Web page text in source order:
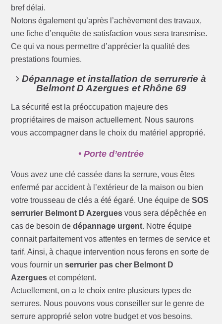
bref délai.
Notons également qu’après l’achèvement des travaux,
une fiche d’enquête de satisfaction vous sera transmise.
Ce qui va nous permettre d’apprécier la qualité des
prestations fournies.
Dépannage et installation de serrurerie à
Belmont D Azergues et Rhône 69
La sécurité est la préoccupation majeure des
propriétaires de maison actuellement. Nous saurons
vous accompagner dans le choix du matériel approprié.
• Porte d’entrée
Vous avez une clé cassée dans la serrure, vous êtes
enfermé par accident à l’extérieur de la maison ou bien
votre trousseau de clés a été égaré. Une équipe deSOS
serrurier Belmont D Azergues vous sera dépêchée en
cas de besoin dedépannage urgent. Notre équipe
connait parfaitement vos attentes en termes de service et
tarif. Ainsi, à chaque intervention nous ferons en sorte de
vous fournir unserrurier pas cher Belmont D
Azergues et compétent.
Actuellement, on a le choix entre plusieurs types de
serrures. Nous pouvons vous conseiller sur le genre de
serrure approprié selon votre budget et vos besoins.